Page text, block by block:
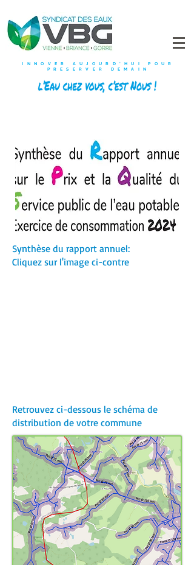
INNOVER AUJOURD'HUI POUR
PRESERVER DEMAIN
Synthèse du rapport annuel:
Cliquez sur l'image ci-contre
Retrouvez ci-dessous le schéma de
distribution de votre commune